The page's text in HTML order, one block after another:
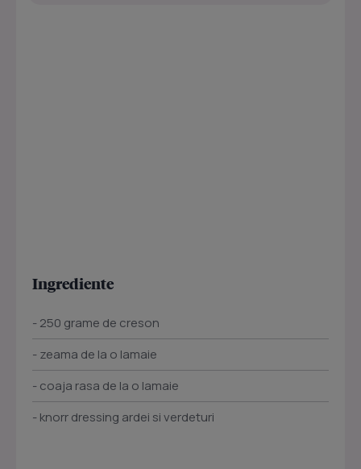
Ingrediente
- 250 grame de creson
- zeama de la o lamaie
- coaja rasa de la o lamaie
- knorr dressing ardei si verdeturi